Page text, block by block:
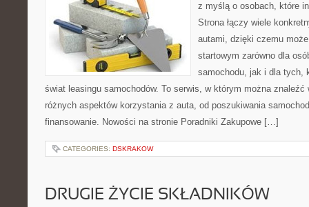
z myślą o osobach, które
Strona łączy wiele
autami, dzięki czemu
startowym zarówno dla
samochodu, jak i dla tych,
świat leasingu samochodów. To serwis, w którym można
różnych aspektów korzystania z auta, od poszukiwania
finansowanie. Nowości na stronie Poradniki Zakupowe […]
CATEGORIES: DSKRAKOW
DRUGIE ŻYCIE SKŁADNIKÓW